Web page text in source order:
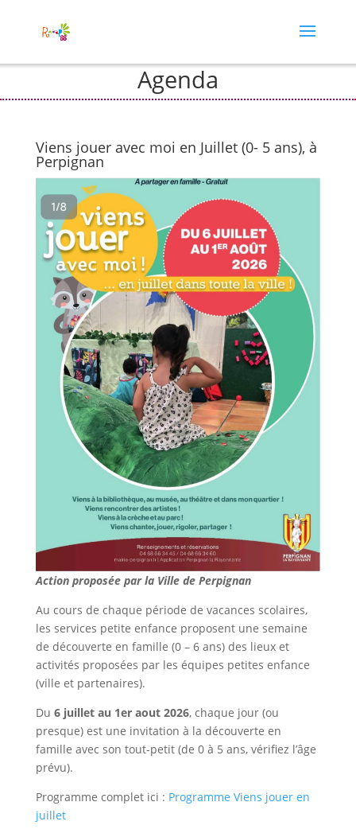
Agenda
Viens jouer avec moi en Juillet (0- 5 ans), à
Perpignan
Action proposée par la Ville de Perpignan
Au cours de chaque période de vacances scolaires,
les services petite enfance proposent une semaine
de découverte en famille (0 – 6 ans) des lieux et
activités proposées par les équipes petites enfance
(ville et partenaires).
Du 6 juillet au 1er aout 2026, chaque jour (ou
presque) est une invitation à la découverte en
famille avec son tout-petit (de 0 à 5 ans, vérifiez l’âge
prévu).
Programme complet ici : Programme Viens jouer en
juillet